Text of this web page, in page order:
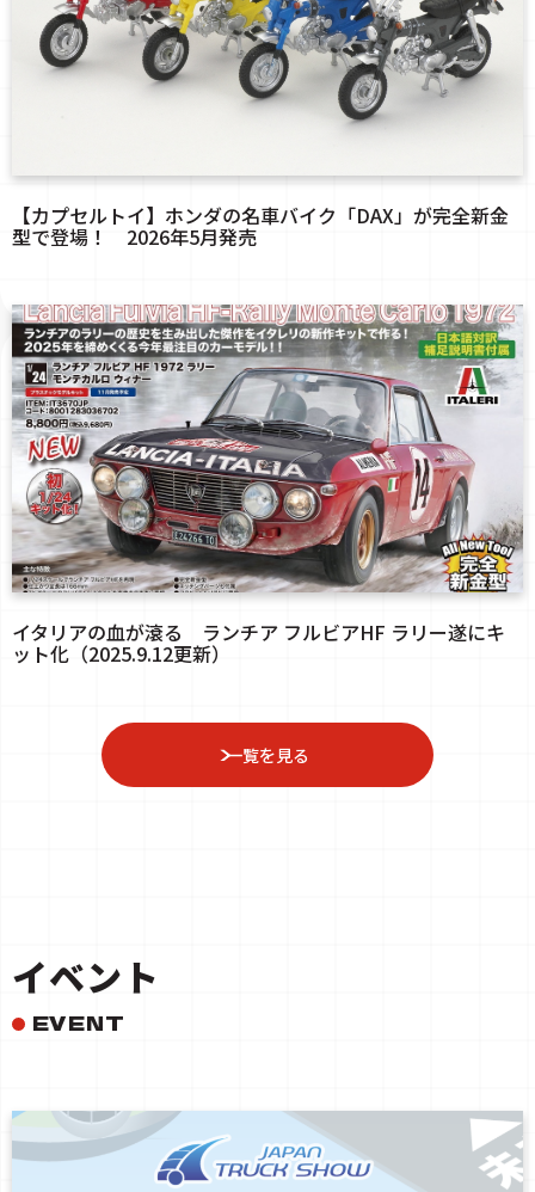
【カプセルトイ】ホンダの名車バイク「DAX」が完全新金
型で登場！ 2026年5月発売
イタリアの血が滾る ランチア フルビアHF ラリー遂にキ
ット化（2025.9.12更新）
一覧を見る
イベント
EVENT